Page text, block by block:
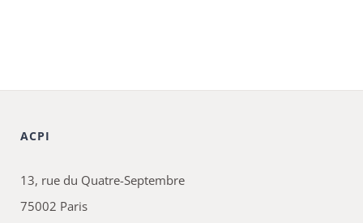
ACPI
13, rue du Quatre-Septembre
75002 Paris